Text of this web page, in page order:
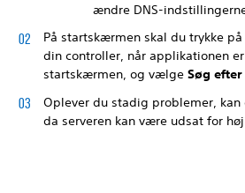
ændre DNS-
På startskærmen skal du trykke på
din controller, når applikationen
startskærmen, og vælge Søg
Oplever du stadig problemer, kan
da serveren kan være udsat for